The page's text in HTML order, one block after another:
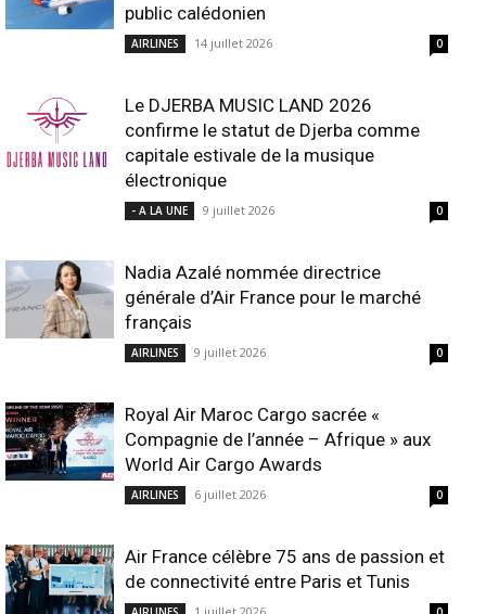
public calédonien
AIRLINES 14 juillet 2026 0
Le DJERBA MUSIC LAND 2026
confirme le statut de Djerba comme
capitale estivale de la musique
électronique
- A LA UNE 9 juillet 2026 0
Nadia Azalé nommée directrice
générale d’Air France pour le marché
français
AIRLINES 9 juillet 2026 0
Royal Air Maroc Cargo sacrée «
Compagnie de l’année – Afrique » aux
World Air Cargo Awards
AIRLINES 6 juillet 2026 0
Air France célèbre 75 ans de passion et
de connectivité entre Paris et Tunis